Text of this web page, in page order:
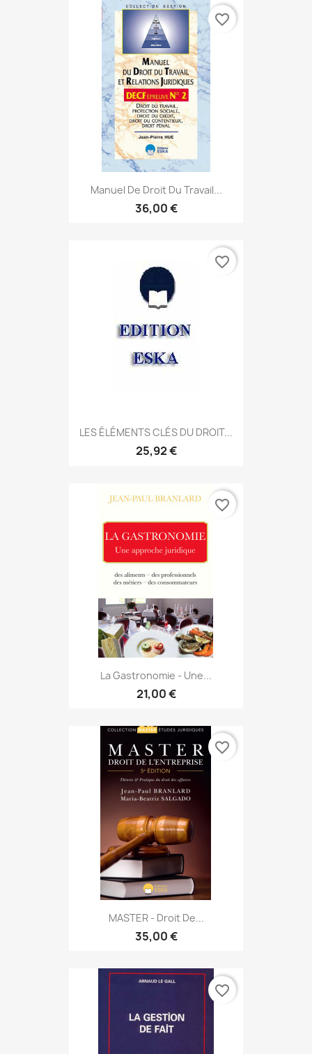
Manuel De Droit Du Travail...
36,00 €
favorite_border
LES ÉLÉMENTS CLÉS DU DROIT...
25,92 €
favorite_border
La Gastronomie - Une...
21,00 €
favorite_border
MASTER - Droit De...
35,00 €
favorite_border
favorite_border